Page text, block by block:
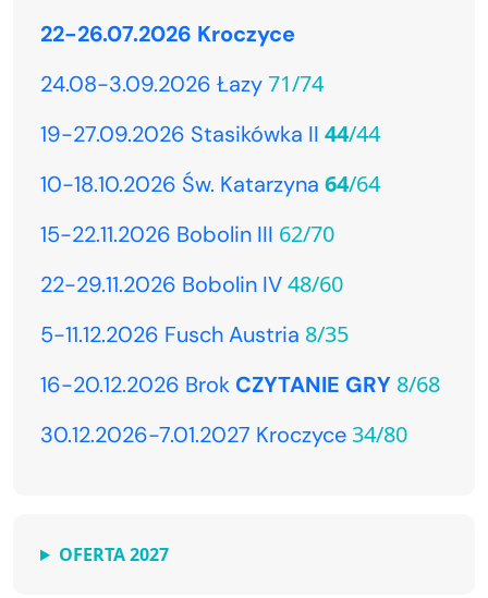
22-26.07.2026 Kroczyce
24.08-3.09.2026 Łazy71/74
19-27.09.2026 Stasikówka II 44/44
10-18.10.2026 Św. Katarzyna 64/64
15-22.11.2026 Bobolin III 62/70
22-29.11.2026 Bobolin IV48/60
5-11.12.2026 Fusch Austria 8/35
16-20.12.2026 Brok CZYTANIE GRY 8/68
30.12.2026-7.01.2027 Kroczyce34/80
OFERTA 2027